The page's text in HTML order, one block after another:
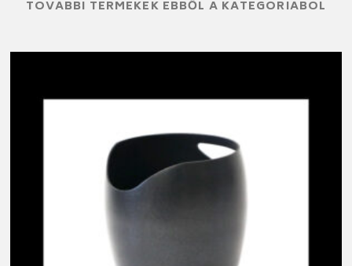
TOVÁBBI TERMÉKEK EBBŐL A KATEGÓRIÁBÓL